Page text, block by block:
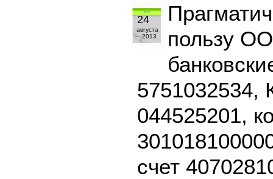
24
августа
2013
пользу
5751032534,
044525201,
счет